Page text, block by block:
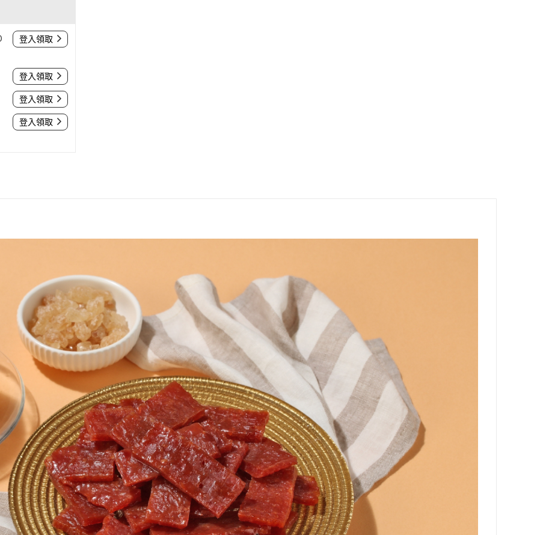
登入領取
登入領取
登入領取
登入領取